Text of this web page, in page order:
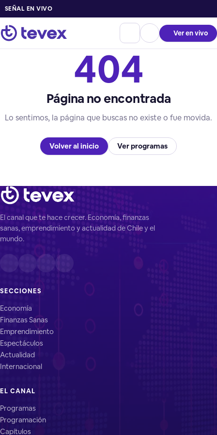
SEÑAL EN VIVO
Ver en vivo
404
Página no encontrada
Lo sentimos, la página que buscas no existe o fue movida.
Volver al inicio Ver programas
El canal que te hace crecer. Economía, finanzas
sanas, emprendimiento y actualidad de Chile y el
mundo.
SECCIONES
Economía
Finanzas Sanas
Emprendimiento
Espectáculos
Actualidad
Internacional
EL CANAL
Programas
Programación
Capítulos